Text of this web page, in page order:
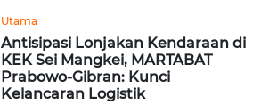
Utama
Antisipasi Lonjakan Kendaraan di
KEK Sei Mangkei, MARTABAT
Prabowo-Gibran: Kunci
Kelancaran Logistik